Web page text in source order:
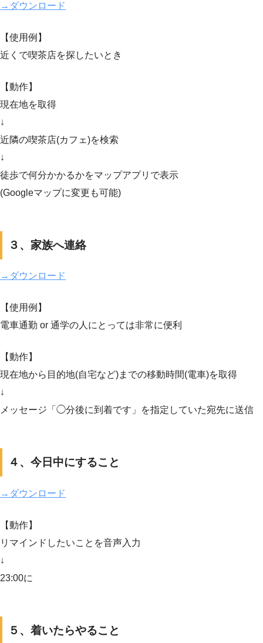
→ダウンロード
【使用例】
近くで喫茶店を探したいとき
【動作】
現在地を取得
↓
近隣の喫茶店(カフェ)を検索
↓
徒歩で何分かかるかをマップアプリで表示
(Googleマップに変更も可能)
３、家族へ連絡
→ダウンロード
【使用例】
電車通勤 or 通学の人にとっては非常に便利
【動作】
現在地から目的地(自宅など)までの移動時間(電車)を取得
↓
メッセージ「◯分後に到着です」を指定していた宛先に送信
４、今日中にすること
→ダウンロード
【動作】
リマインドしたいことを音声入力
↓
23:00に
５、着いたらやること